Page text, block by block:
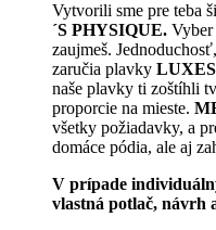
Vytvorili sme pre teba
´S PHYSIQUE.
zaujmeš.
zaručia plavky
naše plavky ti zoštíhli
proporcie na mieste.
všetky požiadavky, a
domáce pódia, ale aj
V prípade
vlastná potlač, návrh